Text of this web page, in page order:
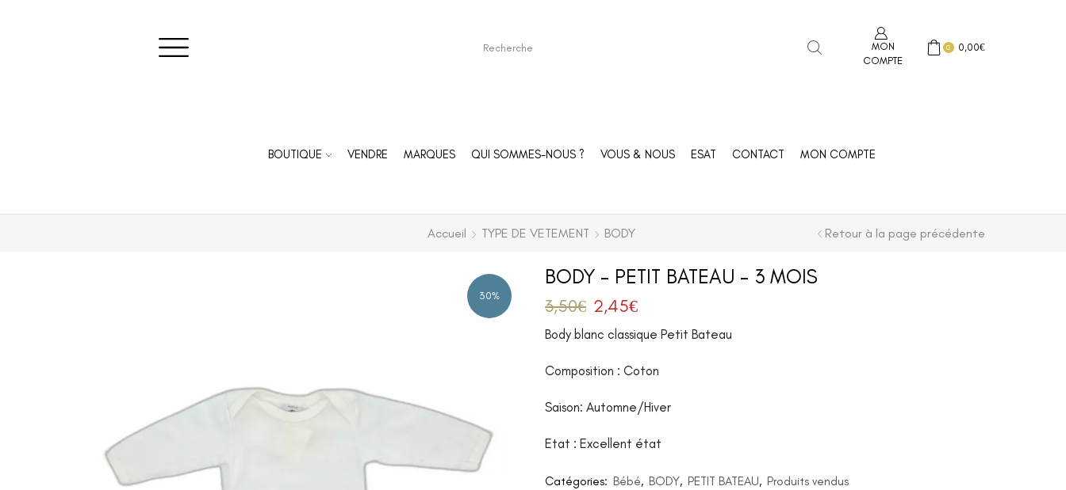
MON
COMPTE
0 0,00€
BOUTIQUE VENDRE MARQUES QUI SOMMES-NOUS ? VOUS & NOUS ESAT CONTACT MON COMPTE
Accueil TYPE DE VETEMENT BODY Retour à la page précédente
30%
BODY – PETIT BATEAU – 3 MOIS
3,50€ 2,45€
Body blanc classique Petit Bateau
Composition : Coton
Saison: Automne/Hiver
Etat : Excellent état
Catégories: Bébé, BODY, PETIT BATEAU, Produits vendus